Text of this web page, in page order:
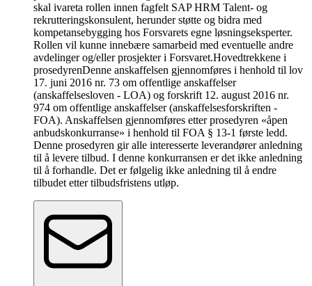
skal ivareta rollen innen fagfelt SAP HRM Talent- og
rekrutteringskonsulent, herunder støtte og bidra med
kompetansebygging hos Forsvarets egne løsningseksperter.
Rollen vil kunne innebære samarbeid med eventuelle andre
avdelinger og/eller prosjekter i Forsvaret.Hovedtrekkene i
prosedyrenDenne anskaffelsen gjennomføres i henhold til lov
17. juni 2016 nr. 73 om offentlige anskaffelser
(anskaffelsesloven - LOA) og forskrift 12. august 2016 nr.
974 om offentlige anskaffelser (anskaffelsesforskriften -
FOA). Anskaffelsen gjennomføres etter prosedyren «åpen
anbudskonkurranse» i henhold til FOA § 13-1 første ledd.
Denne prosedyren gir alle interesserte leverandører anledning
til å levere tilbud. I denne konkurransen er det ikke anledning
til å forhandle. Det er følgelig ikke anledning til å endre
tilbudet etter tilbudsfristens utløp.